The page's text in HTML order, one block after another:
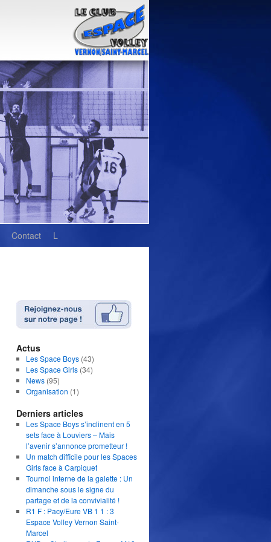
Contact
L
Actus
Les Space Boys(43)
Les Space Girls(34)
News(95)
Organisation (1)
Derniers articles
Les Space Boys s’inclinent en 5
sets face à Louviers – Mais
l’avenir s’annonce prometteur !
Un match difficile pour les Spaces
Girls face à Carpiquet
Tournoi interne de la galette : Un
dimanche sous le signe du
partage et de la convivialité !
R1 F : Pacy/Eure VB 1 1 : 3
Espace Volley Vernon Saint-
Marcel